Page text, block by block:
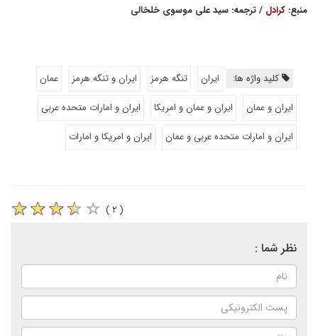
منبع: کرادل / ترجمه: سید علی موسوی خلخالی
کلید واژه ها: ایران تنگه هرمز ایران و تنگه هرمز
عمان
ایران و عمان
ایران و عمان و امریکا
ایران و امارات متحده عربی
ایران و امارات متحده عربی و عمان
ایران و امریکا و امارات
( ۲ )
نظر شما :